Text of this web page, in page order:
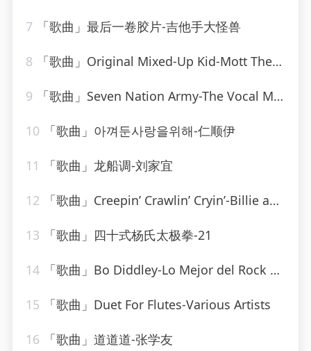
7 「歌曲」最后一卷胶片-吉他手大怪兽
8 「歌曲」Original Mixed-Up Kid-Mott The Hoople
9 「歌曲」Seven Nation Army-The Vocal Masters
10 「歌曲」아껴둔사랑을위해-仁顺伊
11 「歌曲」龙船调-刘家宜
12 「歌曲」Creepin’ Crawlin’ Cryin’-Billie and Lillie
13 「歌曲」四十式杨氏太极拳-21
14 「歌曲」Bo Diddley-Lo Mejor del Rock de los 50
15 「歌曲」Duet For Flutes-Various Artists
16 「歌曲」道道道-张学友